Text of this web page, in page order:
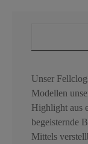
Unser
Modellen
Highlight aus
begeisternde
Mittels